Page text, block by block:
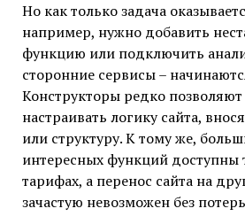
Но как только задача
например, нужно добавить
функцию или подключить
сторонние сервисы –
Конструкторы редко позволяют
настраивать логику сайта,
или структуру. К тому же,
интересных функций доступны
тарифах, а перенос сайта на
зачастую невозможен без